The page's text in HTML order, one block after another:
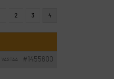
2 3 4
#1455600
VASTAA